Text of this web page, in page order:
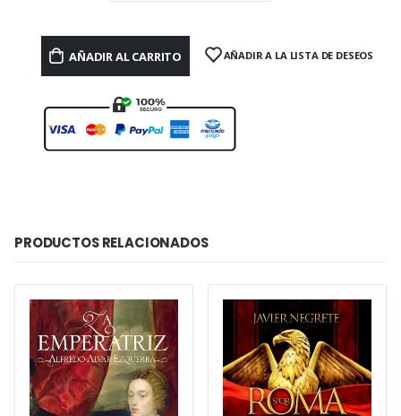
AÑADIR AL CARRITO AÑADIR A LA LISTA DE DESEOS
PRODUCTOS RELACIONADOS